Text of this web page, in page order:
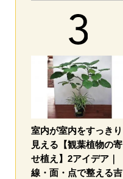
室内が室内をすっきり
見える【観葉植物の寄
せ植え】2アイデア｜
線・面・点で整える吉